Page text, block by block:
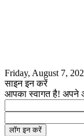
Friday, August 7,
साइन इन करें
आपका स्वागत है! अपने